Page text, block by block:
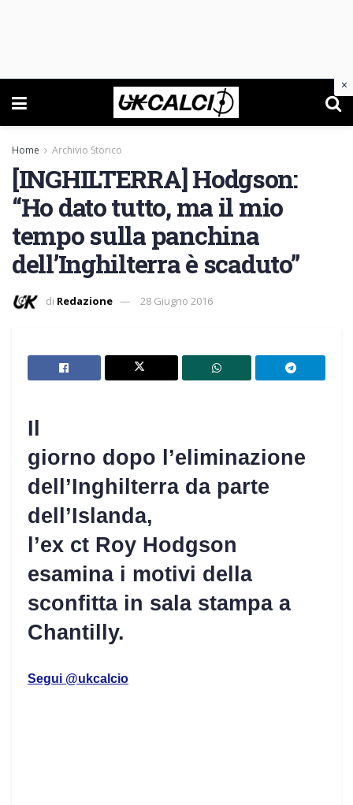
Home Archivio Storico
[INGHILTERRA] Hodgson:
“Ho dato tutto, ma il mio
tempo sulla panchina
dell’Inghilterra è scaduto”
di Redazione 28 Giugno 2016
Il
giorno dopo l’eliminazione
dell’Inghilterra da parte
dell’Islanda,
l’ex ct Roy Hodgson
esamina i motivi della
sconfitta in sala stampa a
Chantilly.
Segui @ukcalcio
×